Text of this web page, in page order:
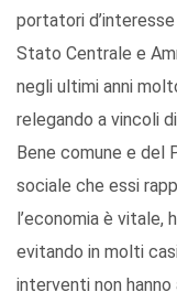
portatori d’interesse
Stato Centrale e
negli ultimi anni
relegando a vincoli
Bene comune e del
sociale che essi
l’economia è vitale,
evitando in molti
interventi non